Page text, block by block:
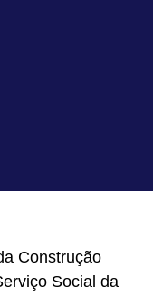
Construção
Social da